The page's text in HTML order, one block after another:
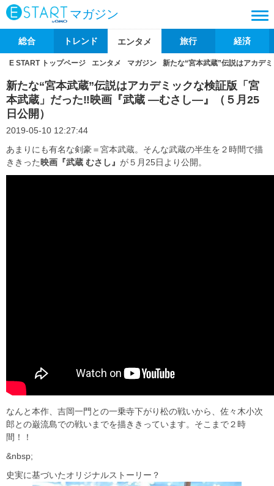
マガジン
総合 トレンド エンタメ 旅行 経済
E START トップページ エンタメ マガジン 新たな“宮本武蔵”伝説はアカデ
新たな“宮本武蔵”伝説はアカデミックな検証版「宮
本武蔵」だった‼映画『武蔵 ―むさし―』（５月25
日公開）
2019-05-10 12:27:44
あまりにも有名な剣豪＝宮本武蔵。そんな武蔵の半生を２時間で描
ききった映画『武蔵 むさし』 が５月25日より公開。
なんと本作、吉岡一門との一乗寺下がり松の戦いから、佐々木小次
郎との巌流島での戦いまでを描ききっています。そこまで２時
間！！
&nbsp;
史実に基づいたオリジナルストーリー？